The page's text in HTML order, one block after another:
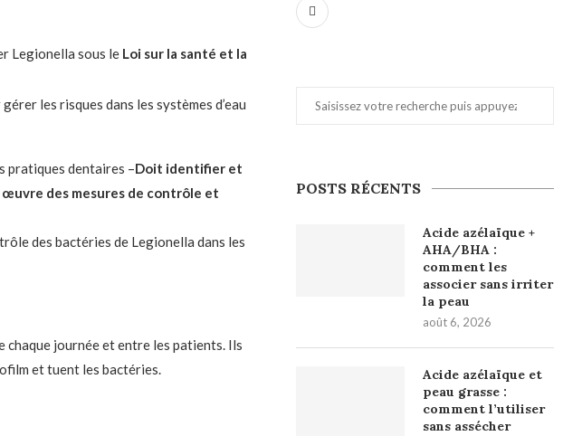
Legionella sous le Loi sur la santé et la
les risques dans les systèmes d’eau
pratiques dentaires –Doit identifier et
des mesures de contrôle et
des bactéries de Legionella dans les
chaque journée et entre les patients. Ils
et tuent les bactéries.
POSTS RÉCENTS
Acide azélaïque +
AHA/BHA :
comment les
associer sans irriter
la peau
août 6, 2026
Acide azélaïque et
peau grasse :
comment l’utiliser
sans assécher